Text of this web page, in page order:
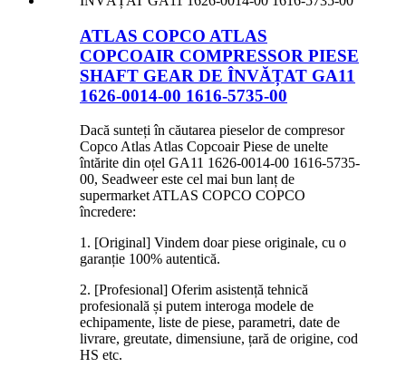
ATLAS COPCO ATLAS
COPCOAIR COMPRESSOR PIESE
SHAFT GEAR DE ÎNVĂȚAT GA11
1626-0014-00 1616-5735-00
Dacă sunteți în căutarea pieselor de compresor
Copco Atlas Atlas Copcoair Piese de unelte
întărite din oțel GA11 1626-0014-00 1616-5735-
00, Seadweer este cel mai bun lanț de
supermarket ATLAS COPCO COPCO
încredere:
1. [Original] Vindem doar piese originale, cu o
garanție 100% autentică.
2. [Profesional] Oferim asistență tehnică
profesională și putem interoga modele de
echipamente, liste de piese, parametri, date de
livrare, greutate, dimensiune, țară de origine, cod
HS etc.